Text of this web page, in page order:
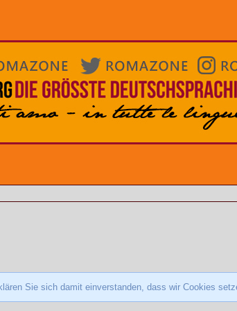
Sie sich damit einverstanden, dass wir Cookies